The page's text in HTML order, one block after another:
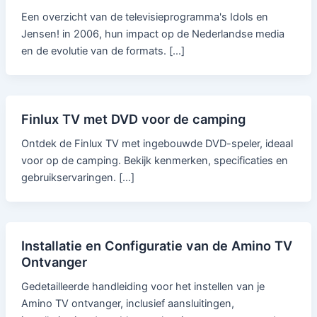
Een overzicht van de televisieprogramma's Idols en
Jensen! in 2006, hun impact op de Nederlandse media
en de evolutie van de formats. […]
Finlux TV met DVD voor de camping
Ontdek de Finlux TV met ingebouwde DVD-speler, ideaal
voor op de camping. Bekijk kenmerken, specificaties en
gebruikservaringen. […]
Installatie en Configuratie van de Amino TV
Ontvanger
Gedetailleerde handleiding voor het instellen van je
Amino TV ontvanger, inclusief aansluitingen,